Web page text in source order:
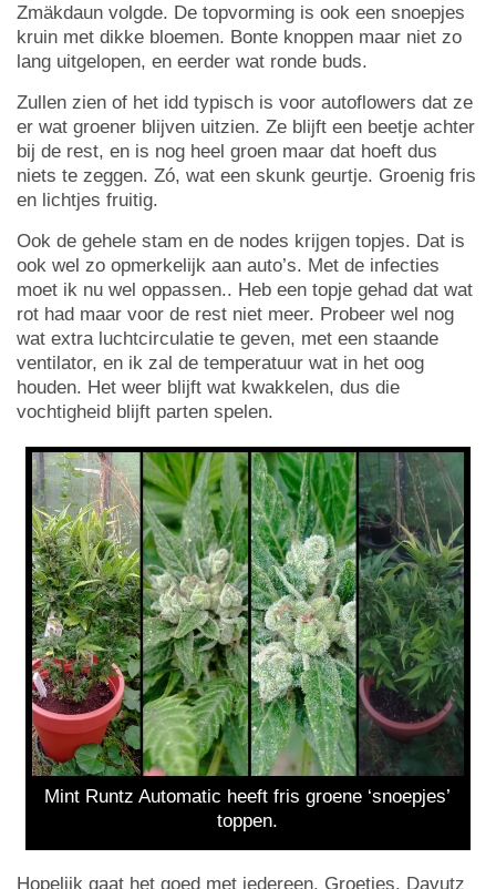
Zmäkdaun volgde. De topvorming is ook een snoepjes
kruin met dikke bloemen. Bonte knoppen maar niet zo
lang uitgelopen, en eerder wat ronde buds.
Zullen zien of het idd typisch is voor autoflowers dat ze
er wat groener blijven uitzien. Ze blijft een beetje achter
bij de rest, en is nog heel groen maar dat hoeft dus
niets te zeggen. Zó, wat een skunk geurtje. Groenig fris
en lichtjes fruitig.
Ook de gehele stam en de nodes krijgen topjes. Dat is
ook wel zo opmerkelijk aan auto’s. Met de infecties
moet ik nu wel oppassen.. Heb een topje gehad dat wat
rot had maar voor de rest niet meer. Probeer wel nog
wat extra luchtcirculatie te geven, met een staande
ventilator, en ik zal de temperatuur wat in het oog
houden. Het weer blijft wat kwakkelen, dus die
vochtigheid blijft parten spelen.
Mint Runtz Automatic heeft fris groene ‘snoepjes’
toppen.
Hopelijk gaat het goed met iedereen. Groetjes, Davutz